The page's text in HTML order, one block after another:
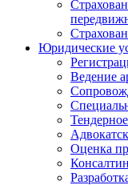
Юридические
Ведение
Оценка